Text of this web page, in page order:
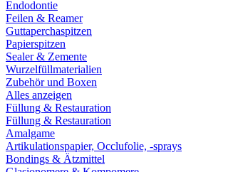
Endodontie
Feilen & Reamer
Guttaperchaspitzen
Papierspitzen
Sealer & Zemente
Wurzelfüllmaterialien
Zubehör und Boxen
Alles anzeigen
Füllung & Restauration
Füllung & Restauration
Amalgame
Artikulationspapier, Occlufolie, -sprays
Bondings & Ätzmittel